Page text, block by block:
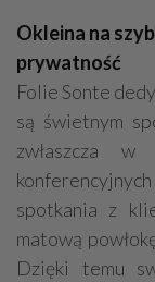
Okleina na
prywatność
Folie Sonte
są świetnym
zwłaszcza w
spotkania z
matową
Dzięki temu